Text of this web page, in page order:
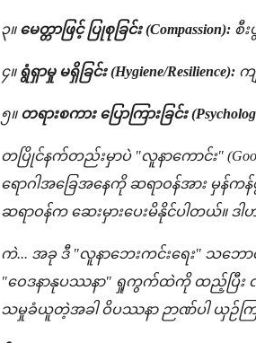
၃။ မေတ္တာဖြင့် ပြုစုခြင်း (Compassion): စီ
၄။ ရွံရှာမှု မရှိခြင်း (Hygiene/Resilience): က
၅။ တရားစကား ပြောကြားခြင်း
တပြိုင်နက်တည်းမှာပဲ "လူနာကောင်း"
ရောဂါအခြေအနေကို ဆရာဝန်အား မှန်ကန်စွ
ဆရာဝန်က ဆေးမှားပေးမိနိုင်ပါတယ်။ ဒါဟ
ကဲ... အခု ဒီ "လူနာဘေးကင်းရေး" သဘောတ
"ဝေဒနာနုပဿနာ" ရှုကွက်ထဲကို ထည့်ပြီး
သမှုခံယူတဲ့အခါ ဝိပဿနာ ဉာဏ်ပါ ယှဉ်က